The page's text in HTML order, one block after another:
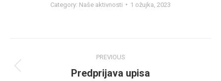
Category: Naše aktivnosti 1 ožujka, 2023
navigation
PREVIOUS
Previous
Predprijava upisa